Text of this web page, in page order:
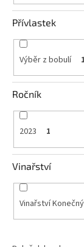
Delikatesy
k
vínu
Vývrtky
BiB
větší
vína
Přívlastek
Výběr z bobulí 1
Ročník
2023 1
Vinařství
Vinařství